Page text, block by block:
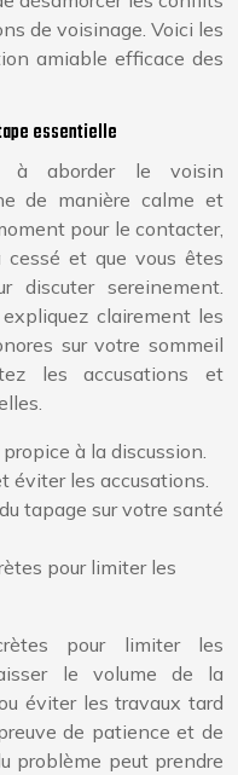
de voisinage. Voici les
amiable efficace des
essentielle
à aborder le voisin
de manière calme et
pour le contacter,
et que vous êtes
discuter sereinement.
clairement les
sur votre sommeil
les accusations et
à la discussion.
éviter les accusations.
tapage sur votre santé
pour limiter les
pour limiter les
le volume de la
éviter les travaux tard
de patience et de
problème peut prendre